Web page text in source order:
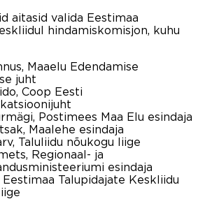
aitasid valida Eestimaa
hindamiskomisjon, kuhu
Maaelu Edendamise
juht
Coop Eesti
Postimees Maa Elu esindaja
Maalehe esindaja
Taluliidu nõukogu liige
Regionaal- ja
esindaja
Talupidajate Keskliidu